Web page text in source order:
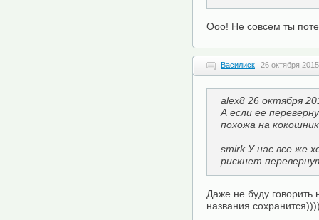
Ооо! Не совсем ты
Василиск 26 октября
alex8 26 октября
А если ее
похожа на
smirk У нас все же
рискнет
Даже не буду говорить
названия